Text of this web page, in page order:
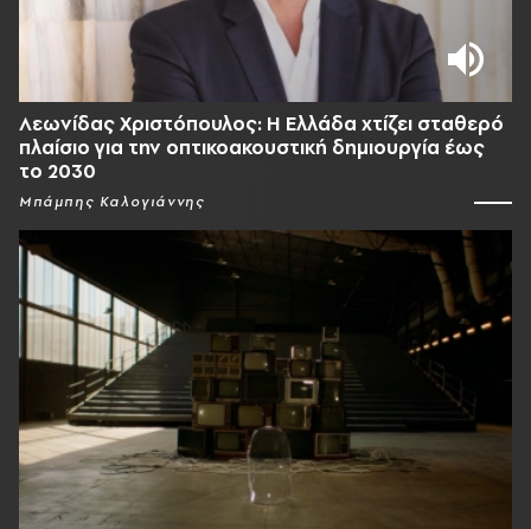
Λεωνίδας Χριστόπουλος: Η Ελλάδα χτίζει σταθερό
πλαίσιο για την οπτικοακουστική δημιουργία έως
το 2030
Μπάμπης Καλογιάννης